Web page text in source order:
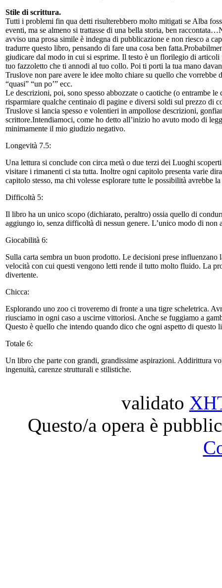
Stile di scrittura.
Tutti i problemi fin qua detti risulterebbero molto mitigati se Alba
eventi, ma se almeno si trattasse di una bella storia, ben
avviso una prosa simile è indegna di pubblicazione e non riesco a
tradurre questo libro, pensando di fare una cosa ben
giudicare dal modo in cui si esprime. Il testo è un florilegio di
tuo fazzoletto che ti annodi al tuo collo. Poi ti porti la tua mano
Truslove non pare avere le idee molto chiare su quello che
“quasi” “un po’” ecc.
Le descrizioni, poi, sono spesso abbozzate o caotiche (o entrambe
risparmiare qualche centinaio di pagine e diversi soldi sul prezzo
Truslove si lancia spesso e volentieri in ampollose descrizioni,
scrittore.Intendiamoci, come ho detto all’inizio ho avuto modo di
minimamente il mio giudizio negativo.
Longevità 7.5:
Una lettura si conclude con circa metà o due terzi dei Luoghi
visitare i rimanenti ci sta tutta. Inoltre ogni capitolo presenta varie
capitolo stesso, ma chi volesse esplorare tutte le possibilità avrebbe
Difficoltà 5:
Il libro ha un unico scopo (dichiarato, peraltro) ossia quello di
aggiungo io, senza difficoltà di nessun genere. L’unico modo di
Giocabilità 6:
Sulla carta sembra un buon prodotto. Le decisioni prese
velocità con cui questi vengono letti rende il tutto molto fluido. La
divertente.
Chicca:
Esplorando uno zoo ci troveremo di fronte a una tigre scheletrica.
riusciamo in ogni caso a uscirne vittoriosi. Anche se fuggiamo a
Questo è quello che intendo quando dico che ogni aspetto di questo
Totale 6:
Un libro che parte con grandi, grandissime aspirazioni. Addirittura
ingenuità, carenze strutturali e stilistiche.
validato
Questo/a opera è